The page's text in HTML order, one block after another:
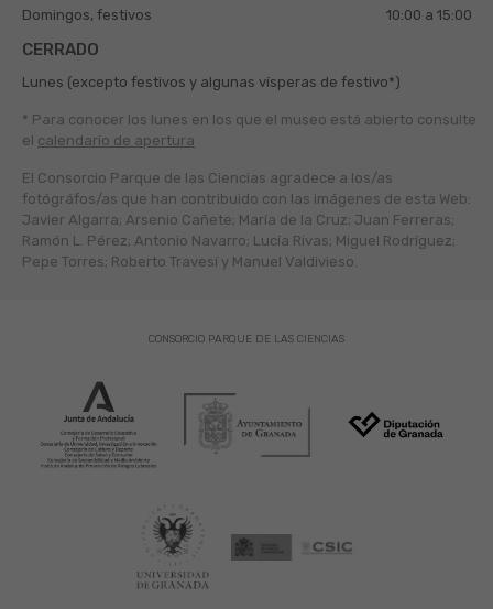
Domingos, festivos 10:00 a 15:00
CERRADO
Lunes (excepto festivos y algunas vísperas de festivo*)
* Para conocer los lunes en los que el museo está abierto consulte
el calendario de apertura
El Consorcio Parque de las Ciencias agradece a los/as
fotógráfos/as que han contribuido con las imágenes de esta Web:
Javier Algarra; Arsenio Cañete; María de la Cruz; Juan Ferreras;
Ramón L. Pérez; Antonio Navarro; Lucía Rivas; Miguel Rodríguez;
Pepe Torres; Roberto Travesí y Manuel Valdivieso.
CONSORCIO PARQUE DE LAS CIENCIAS